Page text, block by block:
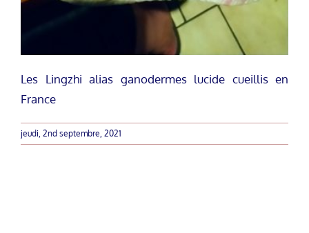
Les Lingzhi alias ganodermes lucide cueillis en
France
jeudi, 2nd septembre, 2021